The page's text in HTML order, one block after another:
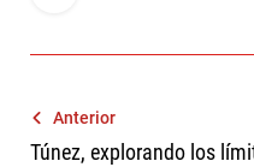
Navegación
Anterior
Túnez, explorando los